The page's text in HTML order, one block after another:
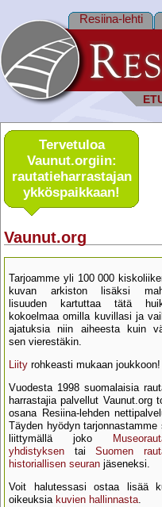
Resiina-lehti
Tervetuloa
Vaunut.orgiin:
rautatie­harrastajan
ykkös­paikkaan!
Vaunut.org
Tarjoamme yli 100 000
kuvan arkiston lisäksi
lisuuden kartu­ttaa tätä
kokoelmaa omilla kuvillasi ja
ajatuksia niin aiheesta kuin
sen vierestäkin.
Liity rohkeasti mukaan joukkoon!
Vuodesta 1998 suomalaisia
harrastajia palvellut Vaunut.org
osana Resiina-lehden
Täyden hyödyn tarjon­nastamme
liittymällä joko
yhdistyksen tai Suomen
historial­lisen seuran jäseneksi.
Voit halutessasi ostaa lisää
oikeuksia kuvien hallinnasta.